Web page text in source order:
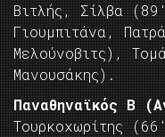
Βιτλής, Σίλβα
Γιουμπιτάνα,
Μελούνοβιτς),
Μανουσάκης).
Παναθηναϊκός Β
Τουρκοχωρίτης